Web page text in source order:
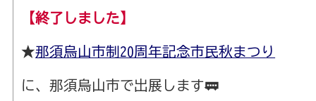
【終了しました】
★那須烏山市制20周年記念市民秋まつり
に、那須烏山市で出展します🚃